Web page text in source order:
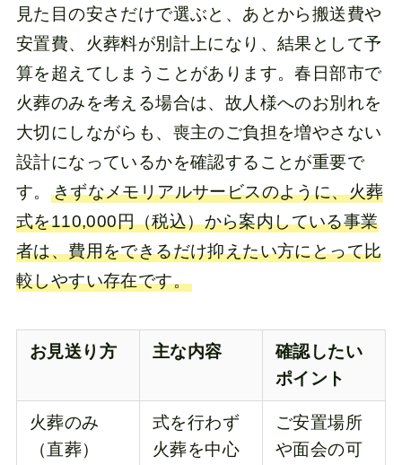
見た目の安さだけで選ぶと、あとから搬送費や
安置費、火葬料が別計上になり、結果として予
算を超えてしまうことがあります。春日部市で
火葬のみを考える場合は、故人様へのお別れを
大切にしながらも、喪主のご負担を増やさない
設計になっているかを確認することが重要で
す。 きずなメモリアルサービスのように、火葬
式を110,000円（税込）から案内している事業
者は、費用をできるだけ抑えたい方にとって比
較しやすい存在です。
お見送り方 主な内容
確認したい
ポイント
火葬のみ
（直葬）
式を行わず
火葬を中心
ご安置場所
や面会の可